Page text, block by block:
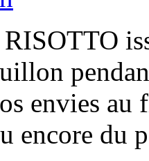
envies au
encore du